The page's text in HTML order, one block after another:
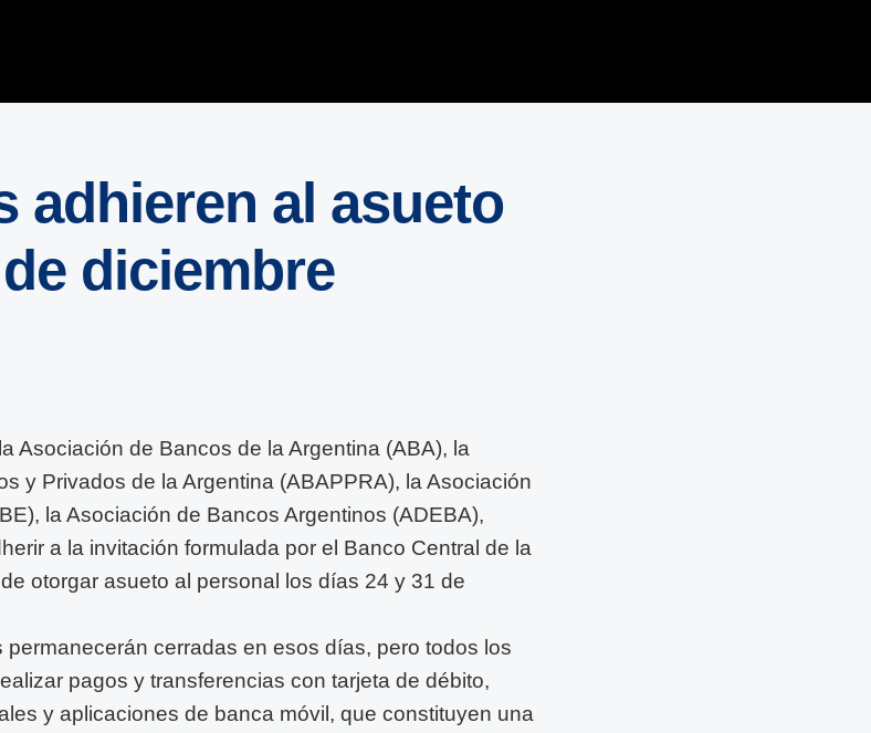
adhieren al asueto
diciembre
Asociación de Bancos de la Argentina (ABA), la
y Privados de la Argentina (ABAPPRA), la Asociación
la Asociación de Bancos Argentinos (ADEBA),
a la invitación formulada por el Banco Central de la
otorgar asueto al personal los días 24 y 31 de
cerradas en esos días, pero todos los
pagos y transferencias con tarjeta de débito,
y aplicaciones de banca móvil, que constituyen una